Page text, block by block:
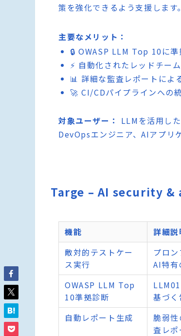
策を強化できるよう支援します。
主要なメリット：
🔒 OWASP LLM Top 10に
⚡ 自動化されたレッドチー
📊 詳細な監査レポートによ
🚀 CI/CDパイプラインへの
対象ユーザー：
LLMを活用し
DevOpsエンジニア、AIアプリ
Targe – AI security &
機能
詳細説
敵対的テストケー
ス実行
プロ
AI特有
OWASP LLM Top
10準拠診断
基づ
自動レポート生成
脆弱
査レポ